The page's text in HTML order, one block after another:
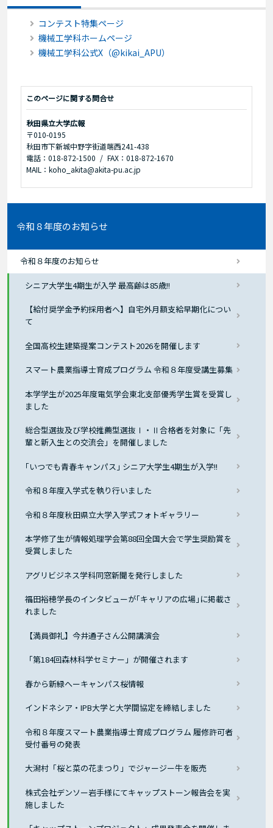
コンテスト特集ページ
機械工学科ホームページ
機械工学科公式X（@kikai_APU）
このページに関する問合せ
秋田県立大学広報
〒010-0195
秋田市下新城中野字街道端西241-438
電話：018-872-1500
FAX：018-872-1670
MAIL：koho_akita@akita-pu.ac.jp
令和８年度のお知らせ
令和８年度のお知らせ
シニア大学生4期生が入学 最高齢は85歳!!
【給付奨学金予約採用者へ】自宅外月額支給早期化につい
て
全国高校生建築提案コンテスト2026を開催します
スマート農業指導士育成プログラム 令和８年度受講生募集
本学学生が2025年度電気学会東北支部優秀学生賞を受賞し
ました
総合型選抜及び学校推薦型選抜Ⅰ・Ⅱ合格者を対象に「先
輩と新入生との交流会」を開催しました
｢いつでも青春キャンパス｣ シニア大学生4期生が入学!!
令和８年度入学式を執り行いました
令和８年度秋田県立大学入学式フォトギャラリー
本学修了生が情報処理学会第88回全国大会で学生奨励賞を
受賞しました
アグリビジネス学科同窓新聞を発行しました
福田裕穂学長のインタビューが｢キャリアの広場｣に掲載さ
れました
【満員御礼】今井通子さん公開講演会
「第184回森林科学セミナー」が開催されます
春から新緑へーキャンパス桜情報
インドネシア・IPB大学と大学間協定を締結しました
令和８年度スマート農業指導士育成プログラム 履修許可者
受付番号の発表
大潟村「桜と菜の花まつり」でジャージー牛を販売
株式会社デンソー岩手様にてキャップストーン報告会を実
施しました